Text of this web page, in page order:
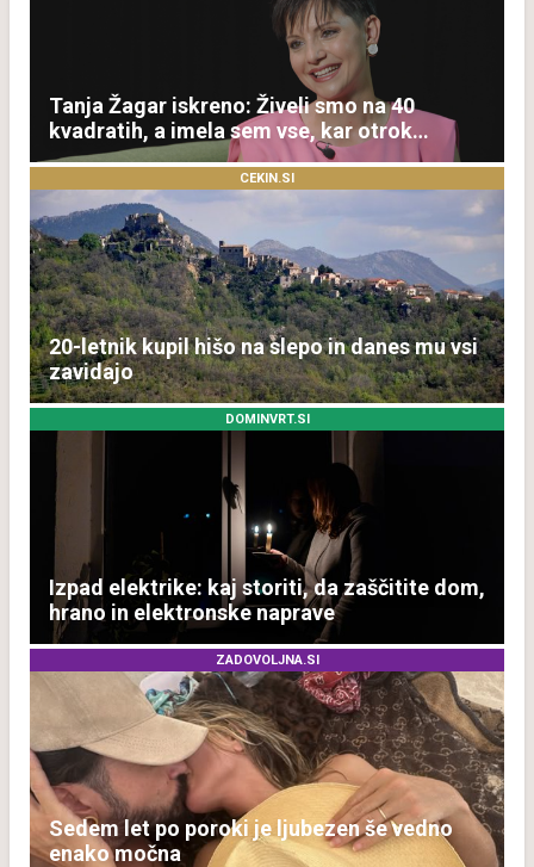
Tanja Žagar iskreno: Živeli smo na 40
kvadratih, a imela sem vse, kar otrok
potrebuje
CEKIN.SI
20-letnik kupil hišo na slepo in danes mu vsi
zavidajo
DOMINVRT.SI
Izpad elektrike: kaj storiti, da zaščitite dom,
hrano in elektronske naprave
ZADOVOLJNA.SI
Sedem let po poroki je ljubezen še vedno
enako močna